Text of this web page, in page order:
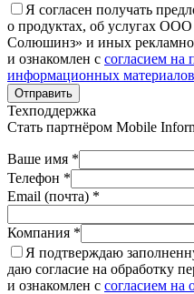
Я согласен получать
о продуктах, об услугах
Солюшинз» и иных
и ознакомлен с согласием на
информационных материалов
Отправить
Техподдержка
Стать партнёром Mobile
Ваше имя *
Телефон *
Email (почта) *
Компания *
Я подтверждаю
даю согласие на обработку
и ознакомлен с согласием на